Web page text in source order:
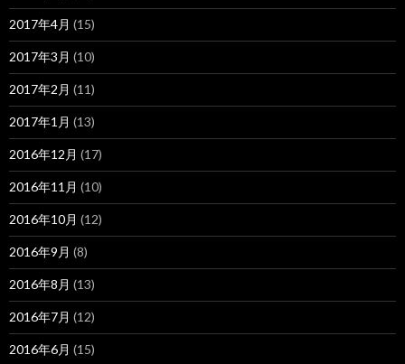
2017年4月 (15)
2017年3月 (10)
2017年2月 (11)
2017年1月 (13)
2016年12月 (17)
2016年11月 (10)
2016年10月 (12)
2016年9月 (8)
2016年8月 (13)
2016年7月 (12)
2016年6月 (15)